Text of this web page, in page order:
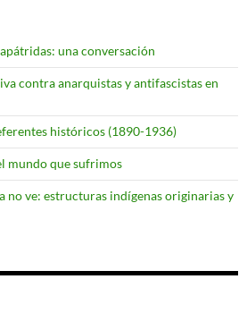
una conversación
contra anarquistas y antifascistas en
históricos (1890-1936)
mundo que sufrimos
no ve: estructuras indígenas originarias y